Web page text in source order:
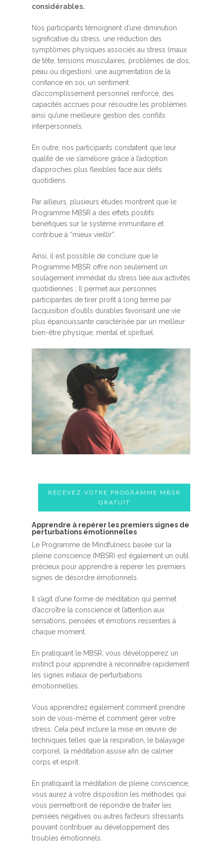
considérables.
Nos participants témoignent d’une diminution
significative du stress, une réduction des
symptômes physiques associés au stress (maux
de tête, tensions musculaires, problèmes de dos,
peau ou digestion), une augmentation de la
confiance en soi, un sentiment
d’accomplissement personnel renforcé, des
capacités accrues pour résoudre les problèmes
ainsi qu’une meilleure gestion des conflits
interpersonnels.
En outre, nos participants constatent que leur
qualité de vie s’améliore grâce à l’adoption
d’approches plus flexibles face aux défis
quotidiens.
Par ailleurs, plusieurs études montrent que le
Programme MBSR a des effets positifs
bénéfiques sur le système immunitaire et
contribue à “mieux vieillir”.
Ainsi, il est possible de conclure que le
Programme MBSR offre non seulement un
soulagement immédiat du stress liée aux activités
quotidiennes ; Il permet aux personnes
participantes de tirer profit à long terme par
l’acquisition d’outils durables favorisant une vie
plus épanouissante caractérisée par un meilleur
bien-être physique, mental et spirituel.
RECEVEZ VOTRE PROGRAMME MBSR
GRATUIT
A​pprendre à repérer les premiers signes de
perturbations émotionnelles
Le Programme de Mindfulness basée sur la
pleine conscience (MBSR) est également un outil
précieux pour apprendre à repérer les premiers
signes de désordre émotionnels.
Il s’agit d’une forme de méditation qui permet
d’accroître la conscience et l’attention aux
sensations, pensées et émotions ressenties à
chaque moment.
En pratiquant le MBSR, vous développerez un
instinct pour apprendre à reconnaître rapidement
les signes initiaux de perturbations
émotionnelles.
Vous apprendrez également comment prendre
soin de vous-même et comment gérer votre
stress. Cela peut inclure la mise en œuvre de
techniques telles que la respiration, le balayage
corporel, la méditation assise afin de calmer
corps et esprit.
En pratiquant la méditation de pleine conscience,
vous aurez à votre disposition les méthodes qui
vous permettront de répondre de traiter les
pensées négatives ou autres facteurs stressants
pouvant contribuer au développement des
troubles émotionnels.